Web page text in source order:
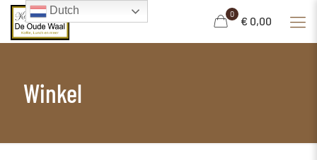
0
€ 0,00
Winkel
Dutch